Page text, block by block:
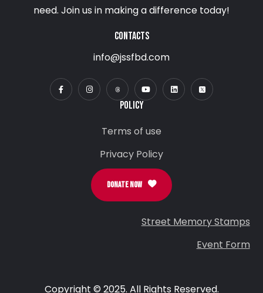
need. Join us in making a difference today!
CONTACTS
info@jssfbd.com
POLICY
Terms of use
Privacy Policy
DONATE NOW
Street Memory Stamps
Event Form
Copyright © 2025. All Rights Reserved.